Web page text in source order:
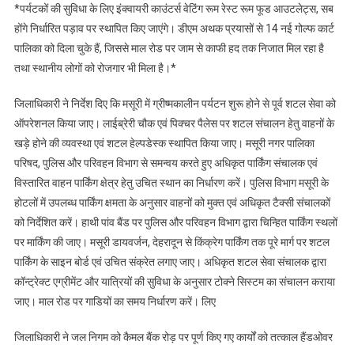
*पर्यटकों की सुविधा के लिए इंक्वायरी काउंटर्स वेटिंग रूम रेस्ट रूम फूड आउटलेट्स, सब
होंगे निर्धारित पड़ाव पर स्थापित किए जाएंगे। डीएम अथक प्रयासों से 14 नई गोल्फ कार्ट
पालिका को दिला चुके हैं, जिससे माल रोड पर जाम से काफी हद तक निजात मिल रहा है
तथा स्थानीय लोगों को रोजगार भी मिला है।*
जिलाधिकारी ने निर्देश दिए कि मसूरी में ग्रीष्मकालीन पर्यटन शुरू होने से पूर्व शटल सेवा को
ऑपरेशनल किया जाए। लाईब्रेरी चौक एवं पिक्चर पैलेस पर शटल संचालन हेतु वाहनों के
खड़े होने की व्यवस्था एवं शटल हेल्पडेस्क स्थापित किया जाए। मसूरी नगर पालिका
परिषद, पुलिस और परिवहन विभाग से समन्वय करते हुए अधिकृत पार्किंग संचालक एवं
विस्तारित वाहन पार्किंग क्षेत्र हेतु उचित स्थान का निर्धारण करें। पुलिस विभाग मसूरी के
होटलों में उपलब्ध पार्किंग क्षमता के अनुसार वाहनों को मुक्त एवं अधिकृत टैक्सी संचालकों
को निर्देशित करें। हाथी पांव बैंड पर पुलिस और परिवहन विभाग द्वारा चिन्हित पार्किंग स्थलों
पर मार्किंग की जाए। मसूरी डायवर्जन, देहरादून से किंक्रेग पार्किंग तक पूरे मार्ग पर शटल
पार्किंग के साइन बोर्ड एवं उचित संक्रेत लगाए जाए। अधिकृत शटल सेवा संचालक द्वारा
कॉन्ट्रेक्ट एग्रीमेंट और यात्रियों की सुविधा के अनुसार टोक्ने सिस्टम का संचालन कराया
जाए। माल रोड पर गाडियों का समय निर्धारण करें। लिए
जिलाधिकारी ने जल निगम को कैमल बैंक रोड़ पर पूर्ण किए गए कार्यों को तत्काल हैंडओवर